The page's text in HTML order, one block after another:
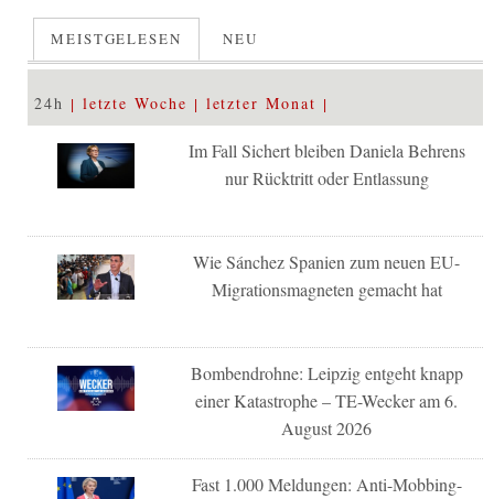
MEISTGELESEN NEU
24h letzte Woche letzter Monat
Im Fall Sichert bleiben Daniela Behrens
nur Rücktritt oder Entlassung
Wie Sánchez Spanien zum neuen EU-
Migrationsmagneten gemacht hat
Bombendrohne: Leipzig entgeht knapp
einer Katastrophe – TE-Wecker am 6.
August 2026
Fast 1.000 Meldungen: Anti-Mobbing-